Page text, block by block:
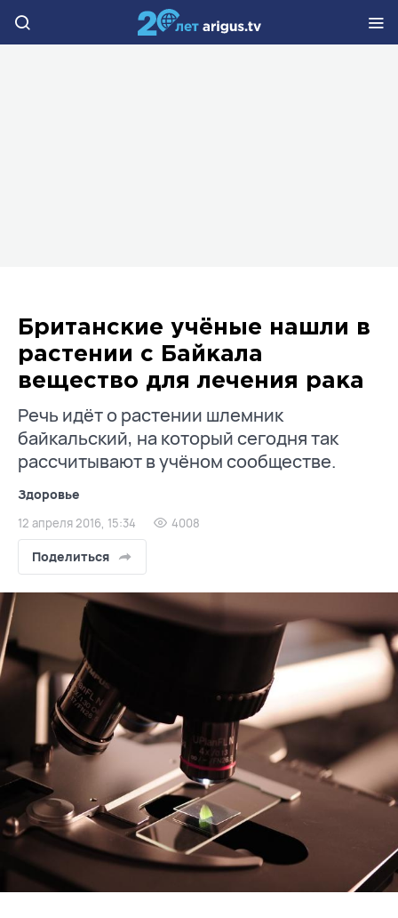
Британские учёные нашли в
растении с Байкала
вещество для лечения рака
Речь идёт о растении шлемник
байкальский, на который сегодня так
рассчитывают в учёном сообществе.
Здоровье
12 апреля 2016, 15:34 4008
Поделиться